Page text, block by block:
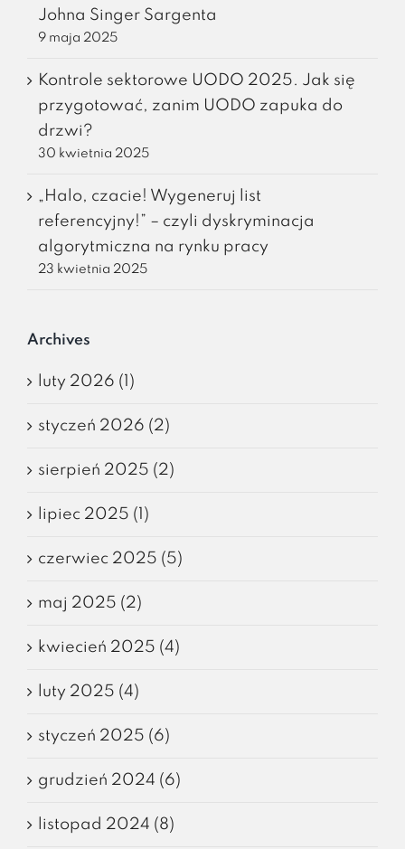
Johna Singer Sargenta
9 maja 2025
Kontrole sektorowe UODO 2025. Jak się
przygotować, zanim UODO zapuka do
drzwi?
30 kwietnia 2025
„Halo, czacie! Wygeneruj list
referencyjny!” – czyli dyskryminacja
algorytmiczna na rynku pracy
23 kwietnia 2025
Archives
luty 2026 (1)
styczeń 2026 (2)
sierpień 2025 (2)
lipiec 2025 (1)
czerwiec 2025 (5)
maj 2025 (2)
kwiecień 2025 (4)
luty 2025 (4)
styczeń 2025 (6)
grudzień 2024 (6)
listopad 2024 (8)